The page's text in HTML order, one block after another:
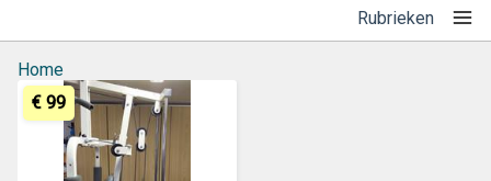
Rubrieken
Home
€ 99